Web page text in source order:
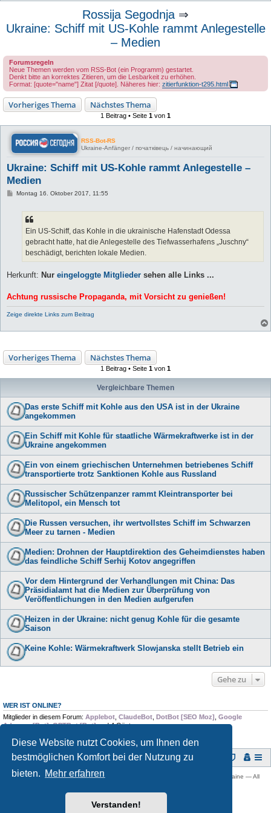
Diese Website nutzt Cookies, um Ihnen den
bestmöglichen Komfort bei der Nutzung zu
bieten.
Mehr erfahren
Verstanden!
Rossija Segodnja ⇒
Ukraine: Schiff mit US-Kohle rammt Anlegestelle
– Medien
Forumsregeln
Neue Themen werden vom RSS-Bot (ein Programm) gestartet.
Denkt bitte an korrektes Zitieren, um die Lesbarkeit zu erhöhen.
Format: [quote="name"] Zitat [/quote]. Näheres hier: zitierfunktion-t295.html
Vorheriges Thema Nächstes Thema
1 Beitrag • Seite 1 von 1
RSS-Bot-RS
Ukraine-Anfänger / початківець / начинающий
Ukraine: Schiff mit US-Kohle rammt Anlegestelle –
Medien
BMontag 16. Oktober 2017, 11:55
Ein US-Schiff, das Kohle in die ukrainische Hafenstadt Odessa
gebracht hatte, hat die Anlegestelle des Tiefwasserhafens „Juschny“
beschädigt, berichten lokale Medien.
Herkunft: Nur eingeloggte Mitglieder sehen alle Links ...
Achtung russische Propaganda, mit Vorsicht zu genießen!
Zeige direkte Links zum Beitrag
Vorheriges Thema Nächstes Thema
1 Beitrag • Seite 1 von 1
Vergleichbare Themen
Das erste Schiff mit Kohle aus den USA ist in der Ukraine
angekommen
Ein Schiff mit Kohle für staatliche Wärmekraftwerke ist in der
Ukraine angekommen
Ein von einem griechischen Unternehmen betriebenes Schiff
transportierte trotz Sanktionen Kohle aus Russland
Russischer Schützenpanzer rammt Kleintransporter bei
Melitopol, ein Mensch tot
Die Russen versuchen, ihr wertvollstes Schiff im Schwarzen
Meer zu tarnen - Medien
Medien: Drohnen der Hauptdirektion des Geheimdienstes haben
das feindliche Schiff Serhij Kotov angegriffen
Vor dem Hintergrund der Verhandlungen mit China: Das
Präsidialamt hat die Medien zur Überprüfung von
Veröffentlichungen in den Medien aufgerufen
Heizen in der Ukraine: nicht genug Kohle für die gesamte
Saison
Keine Kohle: Wärmekraftwerk Slowjanska stellt Betrieb ein
Gehe zu
WER IST ONLINE?
Mitglieder in diesem Forum: Applebot ClaudeBot DotBot [SEO Moz] Google
Adsense [Bot],GPTBot [Bot]und 4 Gäste
Foren-Übersicht
Copyright © 2009 -2026 Ukraine-Forum: Infos, Tipps und Diskussionen zur Ukraine — All
Deutsche Übersetzung durch